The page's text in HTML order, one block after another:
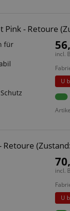
Pink - Retoure
für
incl.
U
incl.
U